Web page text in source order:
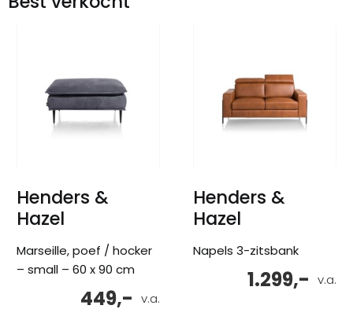
Henders &
Hazel
Marseille, poef / hocker
– small – 60 x 90 cm
v.a.
449,-
Henders &
Hazel
Napels 3-zitsbank
v.a.
1.299,-